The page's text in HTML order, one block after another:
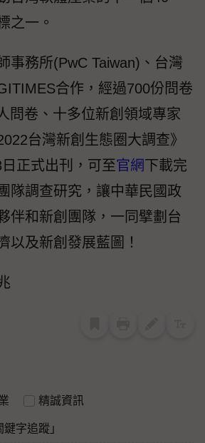
之一。
事務所(PwC Taiwan)、台灣
合作，經過700份問卷
問卷、十多位新創領域專家
台灣新創生態圈大調查》
正式出刊，可至官網下載完
隊調查研究，讓中華民國政
伴和新創團隊，一同擘劃台
以及新創發展藍圖！
精誠資訊
字追蹤」